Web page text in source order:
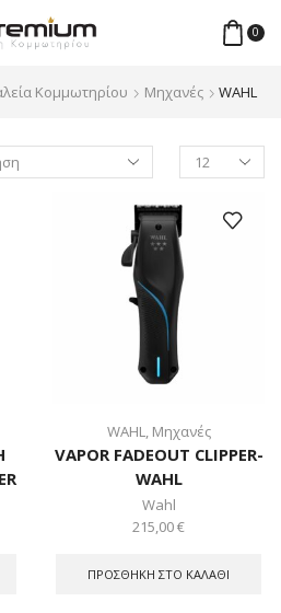
0
Κομμωτηρίου Μηχανές WAHL
Products
per
WAHL, Μηχανές
VAPOR FADEOUT CLIPPER-
WAHL
Wahl
215,00€
ΠΡΟΣΘΉΚΗ ΣΤΟ ΚΑΛΆΘΙ